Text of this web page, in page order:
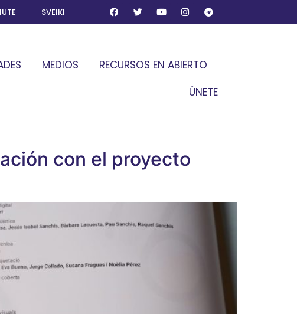
SVEIKI
MEDIOS
RECURSOS EN ABIERTO
ÚNETE
con el proyecto